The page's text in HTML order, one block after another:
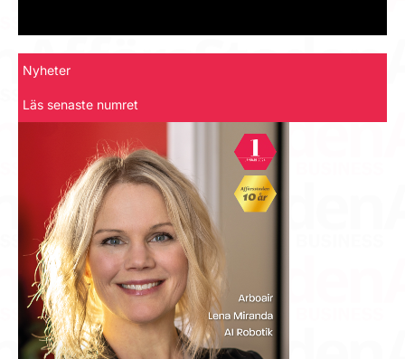
Nyheter
Läs senaste numret